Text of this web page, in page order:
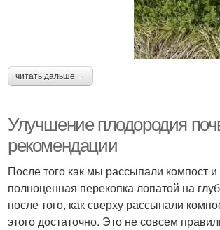
читать дальше →
Улучшение плодородия
рекомендации
После того как мы рассыпали компост
полноценная перекопка лопатой на
после того, как сверху рассыпали
этого достаточно. Это не совсем